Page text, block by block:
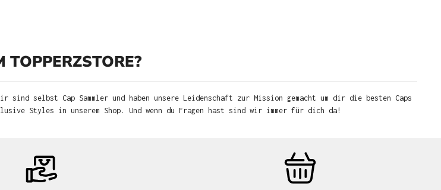
TOPPERZSTORE?
selbst Cap Sammler und haben unsere Leidenschaft zur Mission gemacht um dir die besten Caps
Styles in unserem Shop. Und wenn du Fragen hast sind wir immer für dich da!